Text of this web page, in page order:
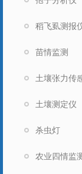
稻飞虱测报
苗情监测
土壤张力传
土壤测定仪
杀虫灯
农业四情监